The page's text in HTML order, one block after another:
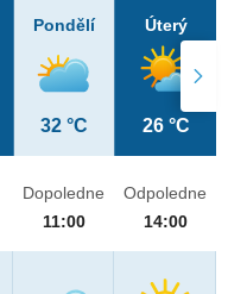
Pondělí
32 °C
Úterý
26 °C
Dopoledne
11:00
Odpoledne
14:00